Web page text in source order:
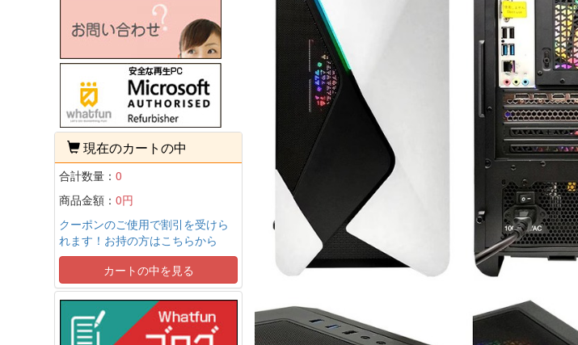
現在のカートの中
合計数量： 0
商品金額： 0円
クーポンのご使用で割引を受けら
れます！お持の方はこちらから
カートの中を見る